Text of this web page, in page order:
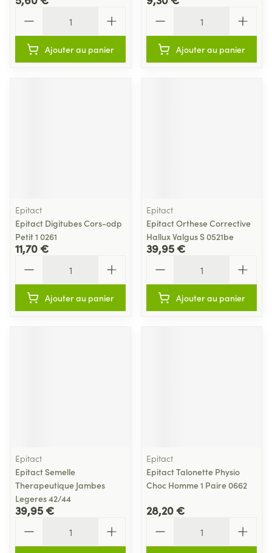
Ajouter au panier Ajouter au panier
Epitact
Epitact Digitubes Cors-odp
Petit 1 0261
11,70 €
Ajouter au panier
Epitact
Epitact Orthese Corrective
Hallux Valgus S 0521be
39,95 €
Ajouter au panier
Epitact
Epitact Semelle
Therapeutique Jambes
Legeres 42/44
39,95 €
Epitact
Epitact Talonette Physio
Choc Homme 1 Paire 0662
28,20 €